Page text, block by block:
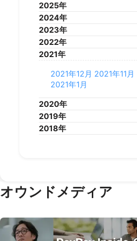
2026年7月 2026年6月
2025年
2025年12月2025年11月
2025年1月
2024年
2024年12月2024年11月
2024年1月
2023年
2023年12月2023年11月
2023年1月
2022年
2022年12月2022年11月
2022年1月
2021年
2021年12月 2021年11月
2021年1月
2020年
2020年12月2020年11月
2020年1月
2019年
2019年12月2019年11月
2018年
オウンドメディア